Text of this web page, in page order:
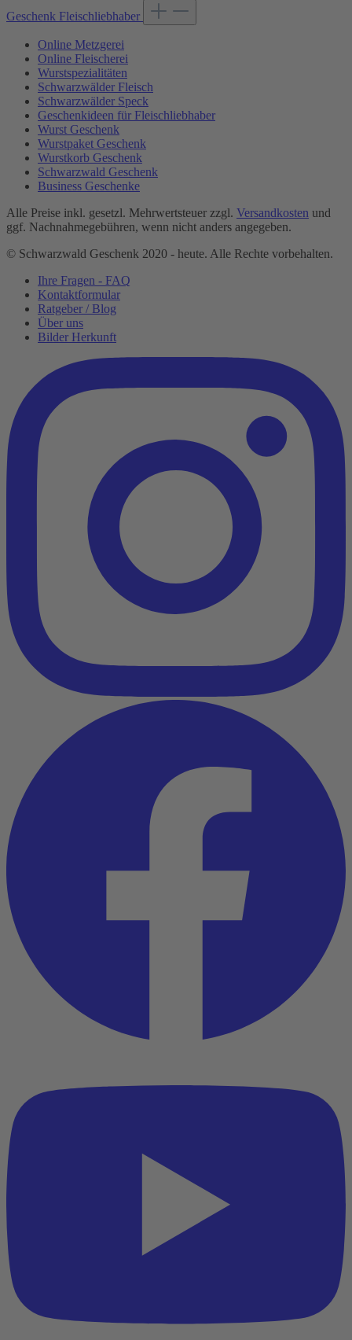
Geschenk Fleischliebhaber
Online Metzgerei
Online Fleischerei
Wurstspezialitäten
Schwarzwälder Fleisch
Schwarzwälder Speck
Geschenkideen für Fleischliebhaber
Wurst Geschenk
Wurstpaket Geschenk
Wurstkorb Geschenk
Schwarzwald Geschenk
Business Geschenke
Alle Preise inkl. gesetzl. Mehrwertsteuer zzgl. Versandkosten und
ggf. Nachnahmegebühren, wenn nicht anders angegeben.
© Schwarzwald Geschenk 2020 - heute. Alle Rechte vorbehalten.
Ihre Fragen - FAQ
Kontaktformular
Ratgeber / Blog
Über uns
Bilder Herkunft